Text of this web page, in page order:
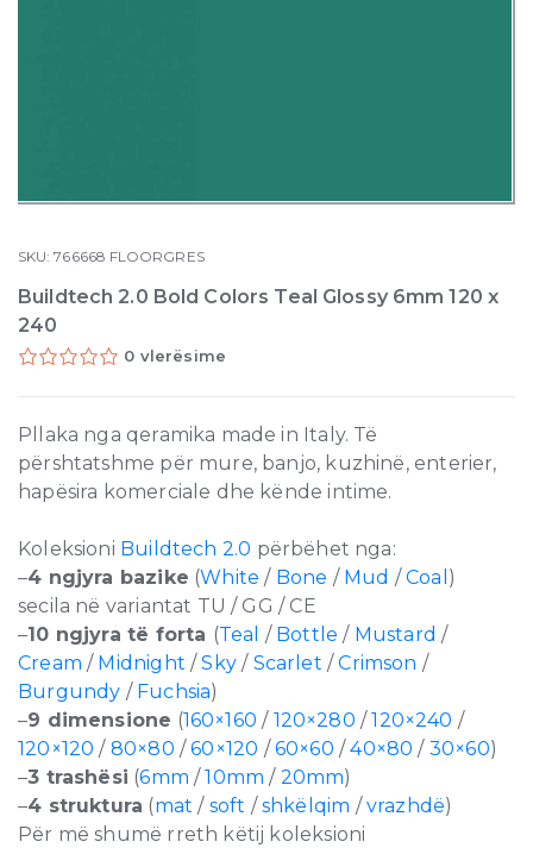
SKU:766668 FLOORGRES
Buildtech 2.0 Bold Colors Teal Glossy 6mm 120 x
240
0 vlerësime
Pllaka nga qeramika made in Italy. Të
përshtatshme për mure, banjo, kuzhinë, enterier,
hapësira komerciale dhe kënde intime.
Koleksioni Buildtech 2.0 përbëhet nga:
–4 ngjyra bazike (White / Bone / Mud /Coal )
secila në variantat TU / GG / CE
–10 ngjyra të forta (Teal / Bottle / Mustard /
Cream / Midnight /Sky / Scarlet /Crimson /
Burgundy / Fuchsia)
–9 dimensione (160×160 / 120×280 /120×240 /
120×120 / 80×80 /60×120 /60×60 /40×80 / 30×60)
–3 trashësi (6mm /10mm / 20mm)
–4 struktura (mat / soft /shkëlqim /vrazhdë)
Për më shumë rreth këtij koleksioni